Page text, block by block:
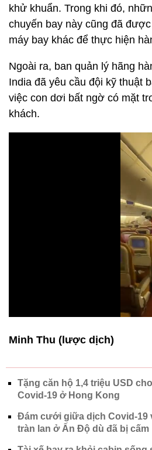
khử khuẩn. Trong khi đó,
chuyến bay này cũng đã
máy bay khác để thực hiện
Ngoài ra, ban quản lý hãng
India đã yêu cầu đội kỹ thuật
việc con dơi bất ngờ có mặt
khách.
Minh Thu (lược dịch)
Tặng căn hộ 1,4 triệu USD
Covid-19 ở Hong Kong
Đám cưới giữa dịch Covid-
tràn lan ở Ấn Độ dù đã bị cấm